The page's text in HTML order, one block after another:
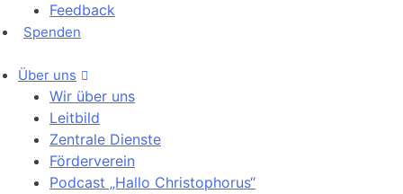
Feedback
Spenden
Über uns
Wir über uns
Leitbild
Zentrale Dienste
Förderverein
Podcast „Hallo Christophorus“